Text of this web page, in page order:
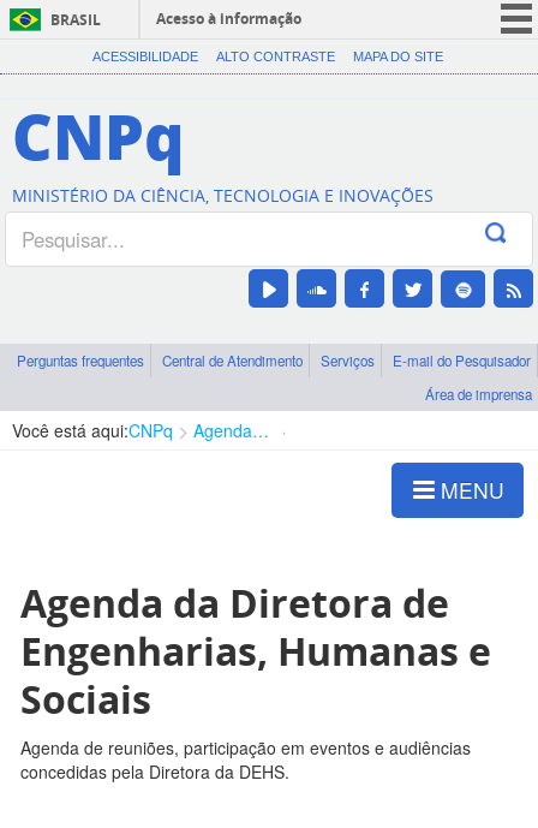
BRASIL
Acesso à informação
CORONAVÍRUS (COVID-19)
Canais
ACESSIBILIDADE ALTO CONTRASTE MAPA DO SITE
CNPq
MINISTÉRIO DA CIÊNCIA, TECNOLOGIA E INOVAÇÕES
Perguntas frequentes Central de Atendimento Serviços
E-mail do Pesquisador
Área de imprensa
Você está aqui:CNPq Agenda de autoridades
MENU
Agenda da Diretora de
Engenharias, Humanas e
Sociais
Agenda de reuniões, participação em eventos e audiências
concedidas pela Diretora da DEHS.